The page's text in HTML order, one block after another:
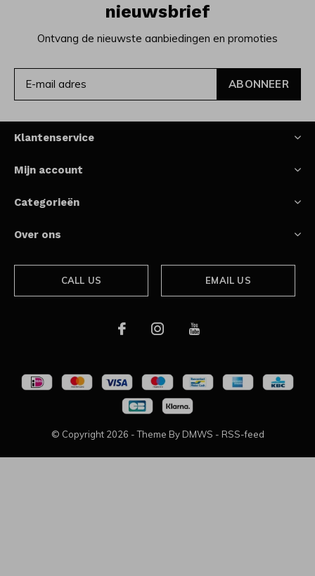
nieuwsbrief
Ontvang de nieuwste aanbiedingen en promoties
ABONNEER
Klantenservice
Mijn account
Categorieën
Over ons
CALL US EMAIL US
© Copyright 2026 - Theme By DMWS - RSS-feed